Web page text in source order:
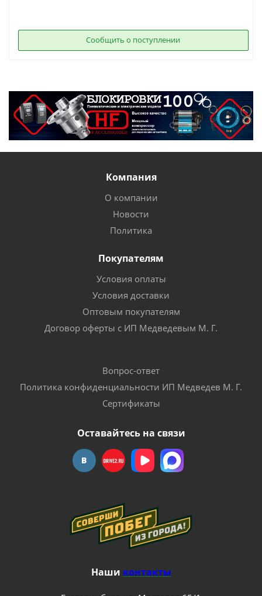
Сообщить о поступлении
Компания
О компании
Новости
Политика
Покупателям
Условия оплаты
Условия доставки
Оптовым покупателям
Договор оферты с ИП Медведевым М. Г.
Вопрос-ответ
Политика конфиденциальности ИП Медведев М. Г.
Сертификаты
Оставайтесь на связи
Наши контакты